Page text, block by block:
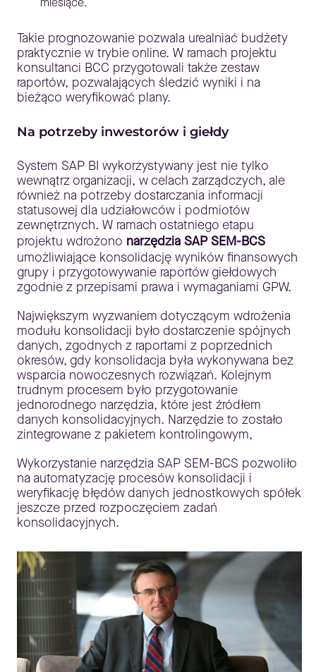
Takie prognozowanie pozwala urealniać budżety
praktycznie w trybie online. W ramach projektu
konsultanci BCC przygotowali także zestaw
raportów, pozwalających śledzić wyniki i na
bieżąco weryfikować plany.
Na potrzeby inwestorów i giełdy
System SAP BI wykorzystywany jest nie tylko
wewnątrz organizacji, w celach zarządczych, ale
również na potrzeby dostarczania informacji
statusowej dla udziałowców i podmiotów
zewnętrznych. W ramach ostatniego etapu
projektu wdrożono narzędzia SAP SEM-BCS
umożliwiające konsolidację wyników finansowych
grupy i przygotowywanie raportów giełdowych
zgodnie z przepisami prawa i wymaganiami GPW.
Największym wyzwaniem dotyczącym wdrożenia
modułu konsolidacji było dostarczenie spójnych
danych, zgodnych z raportami z poprzednich
okresów, gdy konsolidacja była wykonywana bez
wsparcia nowoczesnych rozwiązań. Kolejnym
trudnym procesem było przygotowanie
jednorodnego narzędzia, które jest źródłem
danych konsolidacyjnych. Narzędzie to zostało
zintegrowane z pakietem kontrolingowym,
Wykorzystanie narzędzia SAP SEM-BCS pozwoliło
na automatyzację procesów konsolidacji i
weryfikację błędów danych jednostkowych spółek
jeszcze przed rozpoczęciem zadań
konsolidacyjnych.